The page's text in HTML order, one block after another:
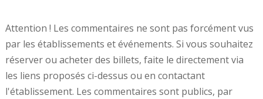
Attention ! Les commentaires ne sont pas forcément vus
par les établissements et événements. Si vous souhaitez
réserver ou acheter des billets, faite le directement via
les liens proposés ci-dessus ou en contactant
l'établissement. Les commentaires sont publics, par